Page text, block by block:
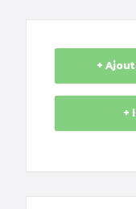
+
+